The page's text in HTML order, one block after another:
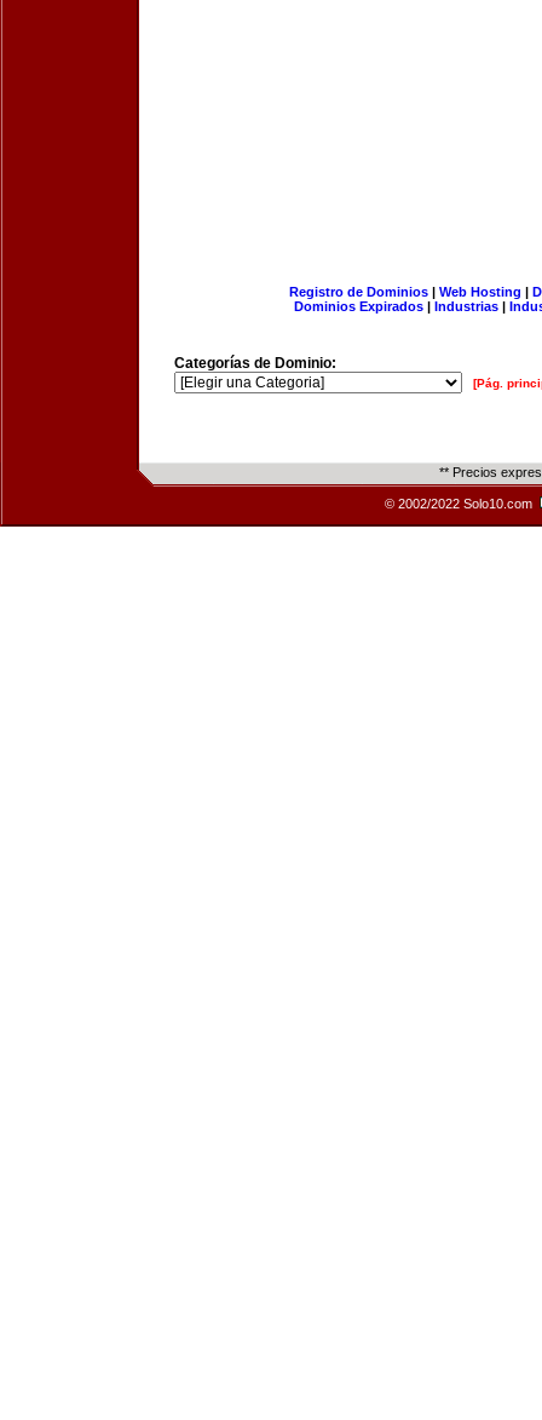
Registro de Dominios| Web Hosting |
Dominios Expirados | Industrias |
Categorías de Dominio:
[Pág.
** Precios
© 2002/2022 Solo10.com